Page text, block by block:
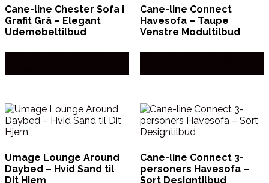
Cane-line Chester Sofa i
Grafit Grå – Elegant
Udemøbeltilbud
Cane-line Connect
Havesofa – Taupe
Venstre Modultilbud
Umage Lounge Around
Daybed – Hvid Sand til
Dit Hjem
Cane-line Connect 3-
personers Havesofa –
Sort Designtilbud